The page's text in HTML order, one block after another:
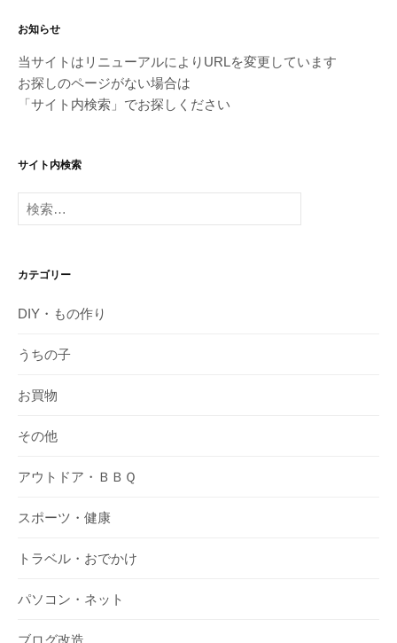
お知らせ
当サイトはリニューアルによりURLを変更しています
お探しのページがない場合は
「サイト内検索」でお探しください
サイト内検索
検
索:
カテゴリー
DIY・もの作り
うちの子
お買物
その他
アウトドア・ＢＢＱ
スポーツ・健康
トラベル・おでかけ
パソコン・ネット
ブログ改造